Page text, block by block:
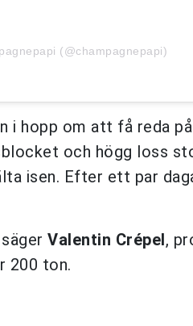
(@champagnepapi)
i hopp om att få reda
och högg loss
isen. Efter ett par
säger Valentin Crépel,
200 ton.